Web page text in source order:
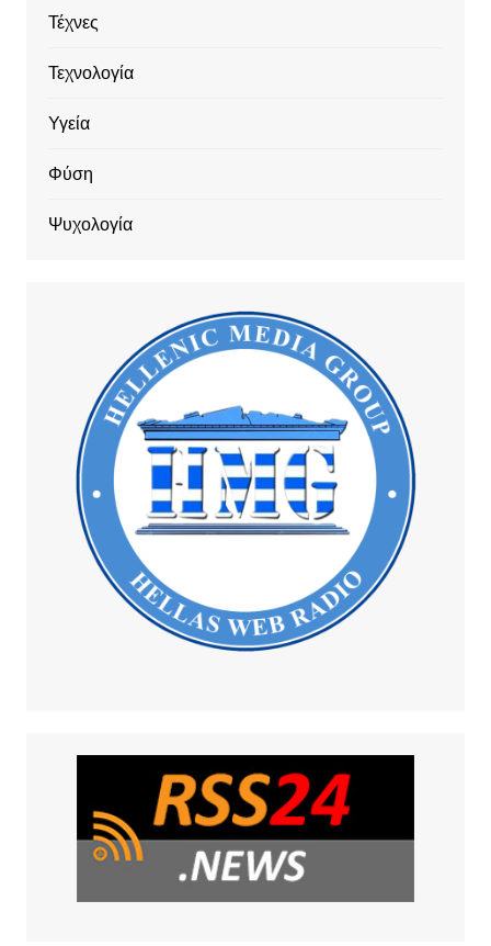
Τέχνες
Τεχνολογία
Υγεία
Φύση
Ψυχολογία